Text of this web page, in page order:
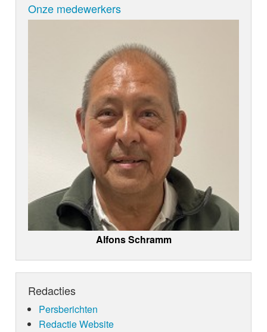
Onze medewerkers
Alfons Schramm
Redacties
Persberichten
Redactie Website